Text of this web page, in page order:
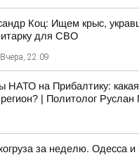
Коц: Ищем крыс,
для СВО
Вчера, 22:09
НАТО на Прибалтику:
| Политолог Руслан
за неделю. Одесса